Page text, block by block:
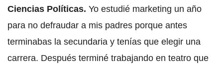
Ciencias Políticas. Yo estudié marketing un año
para no defraudar a mis padres porque antes
terminabas la secundaria y tenías que elegir una
carrera. Después terminé trabajando en teatro que